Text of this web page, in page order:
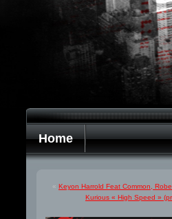
Home
« Keyon Harrold Feat Common,
Kurious « High Speed »